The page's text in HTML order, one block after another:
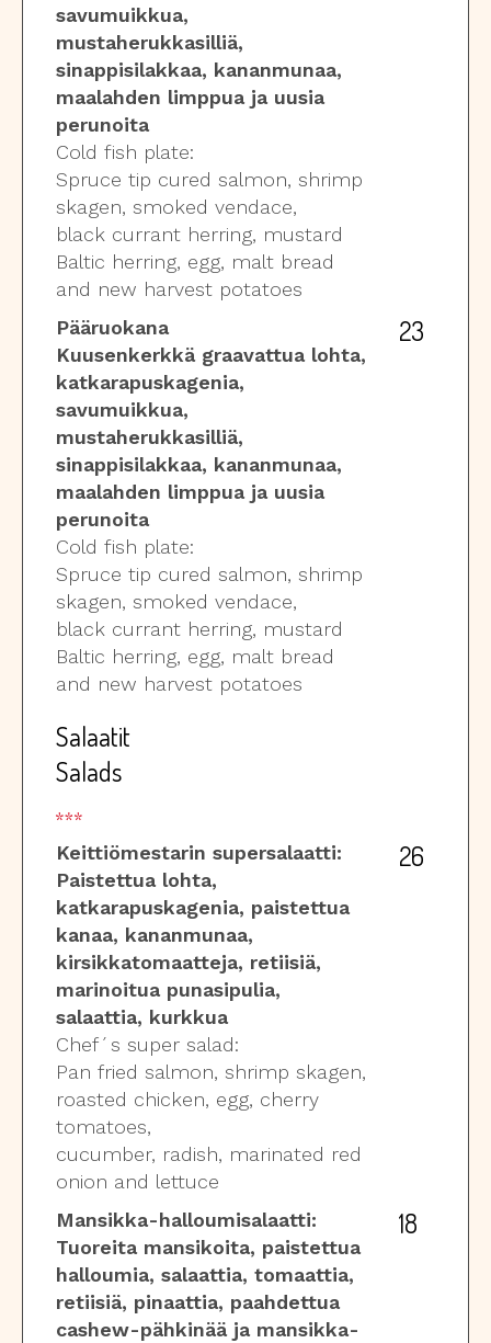
savumuikkua,
mustaherukkasilliä,
sinappisilakkaa, kananmunaa,
maalahden limppua ja uusia
perunoita
Cold fish plate:
Spruce tip cured salmon, shrimp
skagen, smoked vendace,
black currant herring, mustard
Baltic herring, egg, malt bread
and new harvest potatoes
Pääruokana
Kuusenkerkkä graavattua lohta,
katkarapuskagenia,
savumuikkua,
mustaherukkasilliä,
sinappisilakkaa, kananmunaa,
maalahden limppua ja uusia
perunoita
Cold fish plate:
Spruce tip cured salmon, shrimp
skagen, smoked vendace,
black currant herring, mustard
Baltic herring, egg, malt bread
and new harvest potatoes
23
Salaatit
Salads
Keittiömestarin supersalaatti:
Paistettua lohta,
katkarapuskagenia, paistettua
kanaa, kananmunaa,
kirsikkatomaatteja, retiisiä,
marinoitua punasipulia,
salaattia, kurkkua
Chef´s super salad:
Pan fried salmon, shrimp skagen,
roasted chicken, egg, cherry
tomatoes,
cucumber, radish, marinated red
onion and lettuce
26
Mansikka-halloumisalaatti:
Tuoreita mansikoita, paistettua
halloumia, salaattia, tomaattia,
retiisiä, pinaattia, paahdettua
cashew-pähkinää ja mansikka-
18